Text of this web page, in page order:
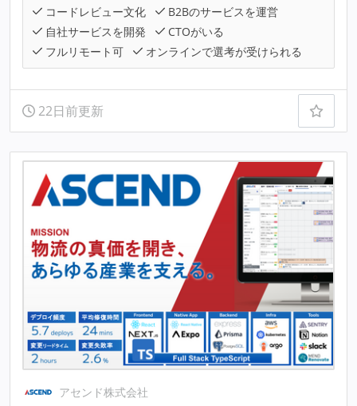
コードレビュー文化
B2Bのサービスを運営
自社サービスを開発
CTOがいる
フルリモート可
オンラインで選考が受けられる
22日前更新
アセンド株式会社